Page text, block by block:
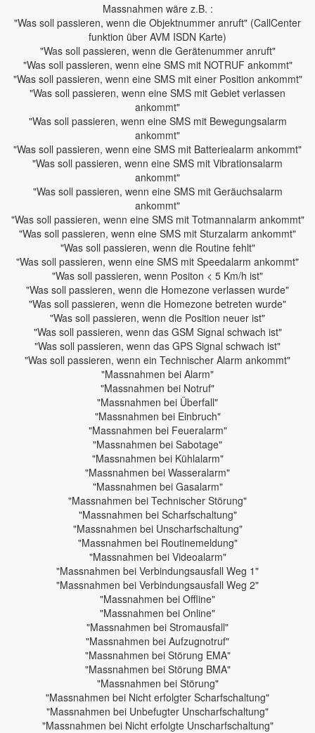
Massnahmen wäre z.B. :
"Was soll passieren, wenn die Objektnummer anruft" (CallCenter
funktion über AVM ISDN Karte)
"Was soll passieren, wenn die Gerätenummer anruft"
"Was soll passieren, wenn eine SMS mit NOTRUF ankommt"
"Was soll passieren, wenn eine SMS mit einer Position ankommt"
"Was soll passieren, wenn eine SMS mit Gebiet verlassen
ankommt"
"Was soll passieren, wenn eine SMS mit Bewegungsalarm
ankommt"
"Was soll passieren, wenn eine SMS mit Batteriealarm ankommt"
"Was soll passieren, wenn eine SMS mit Vibrationsalarm
ankommt"
"Was soll passieren, wenn eine SMS mit Geräuchsalarm
ankommt"
"Was soll passieren, wenn eine SMS mit Totmannalarm ankommt"
"Was soll passieren, wenn eine SMS mit Sturzalarm ankommt"
"Was soll passieren, wenn die Routine fehlt"
"Was soll passieren, wenn eine SMS mit Speedalarm ankommt"
"Was soll passieren, wenn Positon < 5 Km/h ist"
"Was soll passieren, wenn die Homezone verlassen wurde"
"Was soll passieren, wenn die Homezone betreten wurde"
"Was soll passieren, wenn die Position neuer ist"
"Was soll passieren, wenn das GSM Signal schwach ist"
"Was soll passieren, wenn das GPS Signal schwach ist"
"Was soll passieren, wenn ein Technischer Alarm ankommt"
"Massnahmen bei Alarm"
"Massnahmen bei Notruf"
"Massnahmen bei Überfall"
"Massnahmen bei Einbruch"
"Massnahmen bei Feueralarm"
"Massnahmen bei Sabotage"
"Massnahmen bei Kühlalarm"
"Massnahmen bei Wasseralarm"
"Massnahmen bei Gasalarm"
"Massnahmen bei Technischer Störung"
"Massnahmen bei Scharfschaltung"
"Massnahmen bei Unscharfschaltung"
"Massnahmen bei Routinemeldung"
"Massnahmen bei Videoalarm"
"Massnahmen bei Verbindungsausfall Weg 1"
"Massnahmen bei Verbindungsausfall Weg 2"
"Massnahmen bei Offline"
"Massnahmen bei Online"
"Massnahmen bei Stromausfall"
"Massnahmen bei Aufzugnotruf"
"Massnahmen bei Störung EMA"
"Massnahmen bei Störung BMA"
"Massnahmen bei Störung"
"Massnahmen bei Nicht erfolgter Scharfschaltung"
"Massnahmen bei Unbefugter Unscharfschaltung"
"Massnahmen bei Nicht erfolgte Unscharfschaltung"